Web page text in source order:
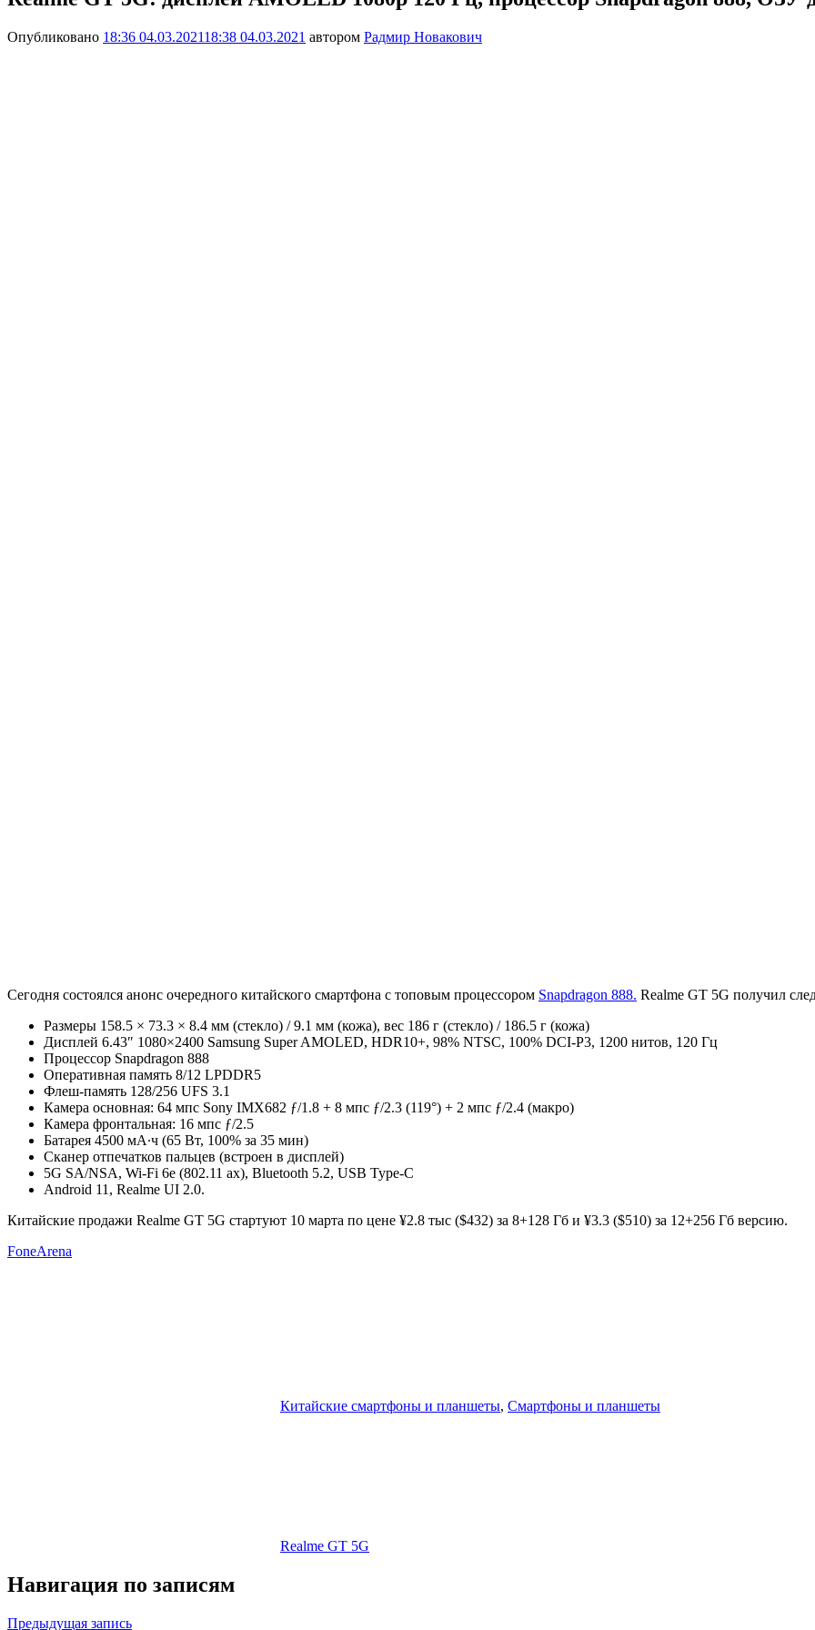
Опубликовано 18:36 04.03.202118:38 04.03.2021 автором Радмир Новакович
Сегодня состоялся анонс очередного китайского смартфона с топовым процессором Snapdragon 888. Realme GT 5G получил
Размеры 158.5 × 73.3 × 8.4 мм (стекло) / 9.1 мм (кожа), вес 186 г (стекло) / 186.5 г (кожа)
Дисплей 6.43″ 1080×2400 Samsung Super AMOLED, HDR10+, 98% NTSC, 100% DCI-P3, 1200 нитов, 120 Гц
Процессор Snapdragon 888
Оперативная память 8/12 LPDDR5
Флеш-память 128/256 UFS 3.1
Камера основная: 64 мпс Sony IMX682 ƒ/1.8 + 8 мпс ƒ/2.3 (119°) + 2 мпс ƒ/2.4 (макро)
Камера фронтальная: 16 мпс ƒ/2.5
Батарея 4500 мА∙ч (65 Вт, 100% за 35 мин)
Сканер отпечатков пальцев (встроен в дисплей)
5G SA/NSA, Wi-Fi 6e (802.11 ax), Bluetooth 5.2, USB Type-C
Android 11, Realme UI 2.0.
Китайские продажи Realme GT 5G стартуют 10 марта по цене ¥2.8 тыс ($432) за 8+128 Гб и ¥3.3 ($510) за 12+256 Гб версию.
FoneArena
Китайские смартфоны и планшеты, Смартфоны и планшеты
Realme GT 5G
Навигация по записям
Предыдущая запись